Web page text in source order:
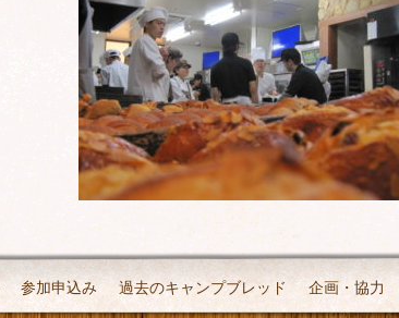
参加申込み 過去のキャンプブレッド 企画・協力